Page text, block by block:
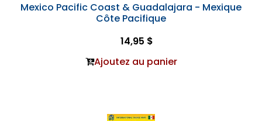
Mexico Pacific Coast & Guadalajara - Mexique
Côte Pacifique
14,95 $
Ajoutez au panier